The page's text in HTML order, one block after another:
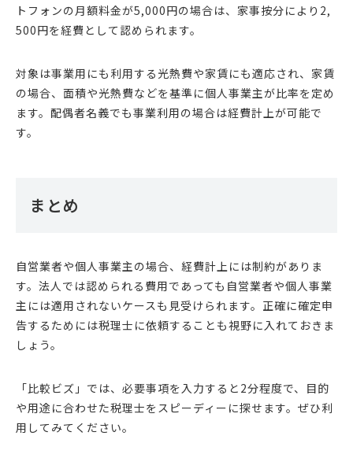
トフォンの月額料金が5,000円の場合は、家事按分により2,
500円を経費として認められます。
対象は事業用にも利用する光熱費や家賃にも適応され、家賃
の場合、面積や光熱費などを基準に個人事業主が比率を定め
ます。配偶者名義でも事業利用の場合は経費計上が可能で
す。
まとめ
自営業者や個人事業主の場合、経費計上には制約がありま
す。法人では認められる費用であっても自営業者や個人事業
主には適用されないケースも見受けられます。正確に確定申
告するためには税理士に依頼することも視野に入れておきま
しょう。
「比較ビズ」では、必要事項を入力すると2分程度で、目的
や用途に合わせた税理士をスピーディーに探せます。ぜひ利
用してみてください。